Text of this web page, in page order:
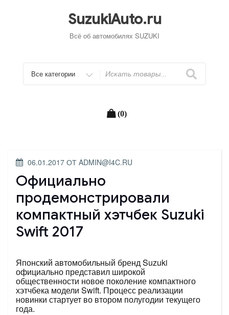
SuzukiAuto.ru
Всё об автомобилях SUZUKI
Искать
(0)
ОПУБЛИКОВАНО
06.01.2017 ОТ ADMIN@I4C.RU
Официально
продемонстрировали
компактный хэтчбек Suzuki
Swift 2017
Японский автомобильный бренд Suzuki
официально представил широкой
общественности новое поколение компактного
хэтчбека модели Swift. Процесс реализации
новинки стартует во втором полугодии текущего
года.